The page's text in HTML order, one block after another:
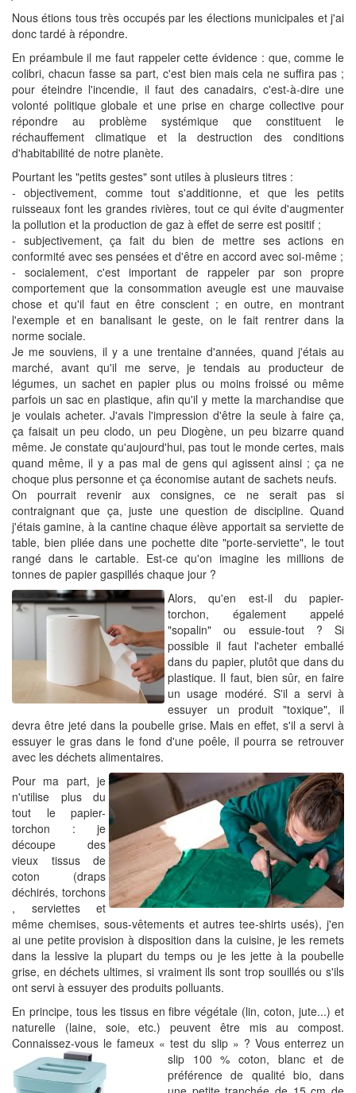
Nous étions tous très occupés par les élections municipales et j'ai
donc tardé à répondre.
En préambule il me faut rappeler cette évidence : que, comme le
colibri, chacun fasse sa part, c'est bien mais cela ne suffira pas ;
pour éteindre l'incendie, il faut des canadairs, c'est-à-dire une
volonté politique globale et une prise en charge collective pour
répondre au problème systémique que constituent le
réchauffement climatique et la destruction des conditions
d'habitabilité de notre planète.
Pourtant les "petits gestes" sont utiles à plusieurs titres :
- objectivement, comme tout s'additionne, et que les petits
ruisseaux font les grandes rivières, tout ce qui évite d'augmenter
la pollution et la production de gaz à effet de serre est positif ;
- subjectivement, ça fait du bien de mettre ses actions en
conformité avec ses pensées et d'être en accord avec soi-même ;
- socialement, c'est important de rappeler par son propre
comportement que la consommation aveugle est une mauvaise
chose et qu'il faut en être conscient ; en outre, en montrant
l'exemple et en banalisant le geste, on le fait rentrer dans la
norme sociale.
Je me souviens, il y a une trentaine d'années, quand j'étais au
marché, avant qu'il me serve, je tendais au producteur de
légumes, un sachet en papier plus ou moins froissé ou même
parfois un sac en plastique, afin qu'il y mette la marchandise que
je voulais acheter. J'avais l'impression d'être la seule à faire ça,
ça faisait un peu clodo, un peu Diogène, un peu bizarre quand
même. Je constate qu'aujourd'hui, pas tout le monde certes, mais
quand même, il y a pas mal de gens qui agissent ainsi ; ça ne
choque plus personne et ça économise autant de sachets neufs.
On pourrait revenir aux consignes, ce ne serait pas si
contraignant que ça, juste une question de discipline. Quand
j'étais gamine, à la cantine chaque élève apportait sa serviette de
table, bien pliée dans une pochette dite "porte-serviette", le tout
rangé dans le cartable. Est-ce qu'on imagine les millions de
tonnes de papier gaspillés chaque jour ?
Alors, qu'en est-il du papier-
torchon, également appelé
"sopalin" ou essuie-tout ? Si
possible il faut l'acheter emballé
dans du papier, plutôt que dans du
plastique. Il faut, bien sûr, en faire
un usage modéré. S'il a servi à
essuyer un produit "toxique", il
devra être jeté dans la poubelle grise. Mais en effet, s'il a servi à
essuyer le gras dans le fond d'une poêle, il pourra se retrouver
avec les déchets alimentaires.
Pour ma part, je
n'utilise plus du
tout le papier-
torchon : je
découpe des
vieux tissus de
coton (draps
déchirés, torchons
, serviettes et
même chemises, sous-vêtements et autres tee-shirts usés), j'en
ai une petite provision à disposition dans la cuisine, je les remets
dans la lessive la plupart du temps ou je les jette à la poubelle
grise, en déchets ultimes, si vraiment ils sont trop souillés ou s'ils
ont servi à essuyer des produits polluants.
En principe, tous les tissus en fibre végétale (lin, coton, jute...) et
naturelle (laine, soie, etc.) peuvent être mis au compost.
Connaissez-vous le fameux « test du slip » ? Vous enterrez un
slip 100 % coton, blanc et de
préférence de qualité bio, dans